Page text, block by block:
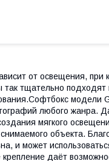
от освещения, при
тщательно подходят
модели
любого жанра.
мягкого
объекта.
и может
даёт